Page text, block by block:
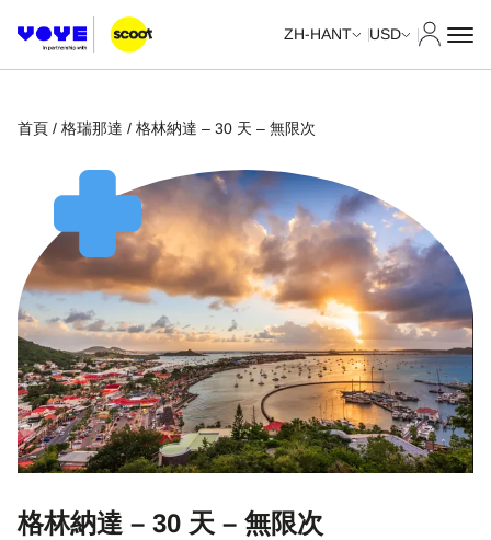
ZH-HANT USD
首頁 / 格瑞那達 / 格林納達 – 30 天 – 無限次
格林納達 – 30 天 – 無限次